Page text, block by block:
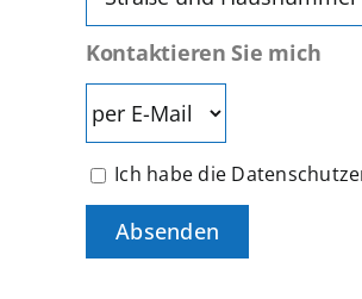
Kontaktieren Sie mich
Ich habe die